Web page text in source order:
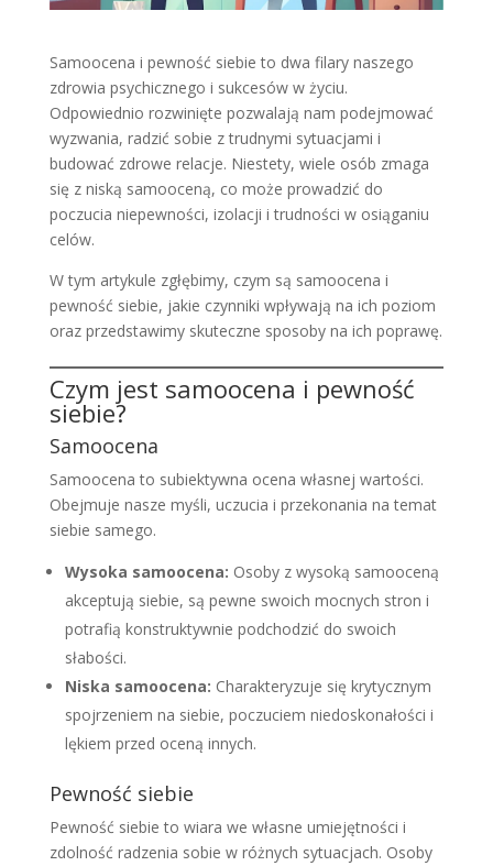
Samoocena i pewność siebie to dwa filary naszego
zdrowia psychicznego i sukcesów w życiu.
Odpowiednio rozwinięte pozwalają nam podejmować
wyzwania, radzić sobie z trudnymi sytuacjami i
budować zdrowe relacje. Niestety, wiele osób zmaga
się z niską samooceną, co może prowadzić do
poczucia niepewności, izolacji i trudności w osiąganiu
celów.
W tym artykule zgłębimy, czym są samoocena i
pewność siebie, jakie czynniki wpływają na ich poziom
oraz przedstawimy skuteczne sposoby na ich poprawę.
Czym jest samoocena i pewność
siebie?
Samoocena
Samoocena to subiektywna ocena własnej wartości.
Obejmuje nasze myśli, uczucia i przekonania na temat
siebie samego.
Wysoka samoocena: Osoby z wysoką samooceną
akceptują siebie, są pewne swoich mocnych stron i
potrafią konstruktywnie podchodzić do swoich
słabości.
Niska samoocena: Charakteryzuje się krytycznym
spojrzeniem na siebie, poczuciem niedoskonałości i
lękiem przed oceną innych.
Pewność siebie
Pewność siebie to wiara we własne umiejętności i
zdolność radzenia sobie w różnych sytuacjach. Osoby